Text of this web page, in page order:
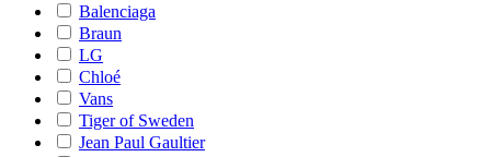
Balenciaga
Braun
LG
Chloé
Vans
Tiger of Sweden
Jean Paul Gaultier